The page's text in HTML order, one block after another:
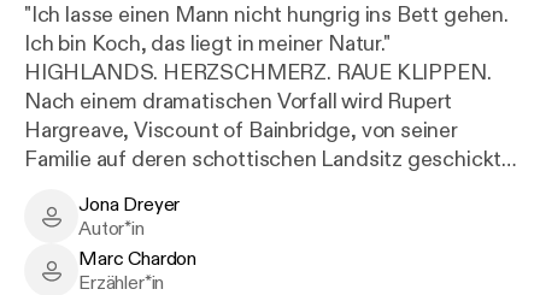
"Ich lasse einen Mann nicht hungrig ins Bett gehen.
Ich bin Koch, das liegt in meiner Natur."
HIGHLANDS. HERZSCHMERZ. RAUE KLIPPEN.
Nach einem dramatischen Vorfall wird Rupert
Hargreave, Viscount of Bainbridge, von seiner
Familie auf deren schottischen Landsitz geschickt,
Nur widerwillig reist der freudlose Rupert, von der
Presse wegen seines miesepetrigen Verhaltens nur
Pisscount genannt, mit seinem Kater Monty auf die
Jona Dreyer - Author
Jona Dreyer
Autor*in
Marc Chardon - Narrator
Marc Chardon
Erzähler*in